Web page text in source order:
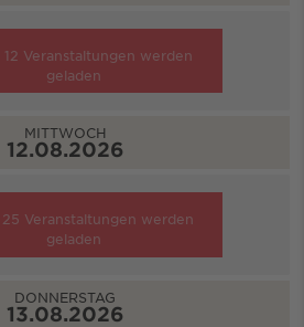
12 Veranstaltungen werden
geladen
MITTWOCH
12.08.2026
25 Veranstaltungen werden
geladen
DONNERSTAG
13.08.2026